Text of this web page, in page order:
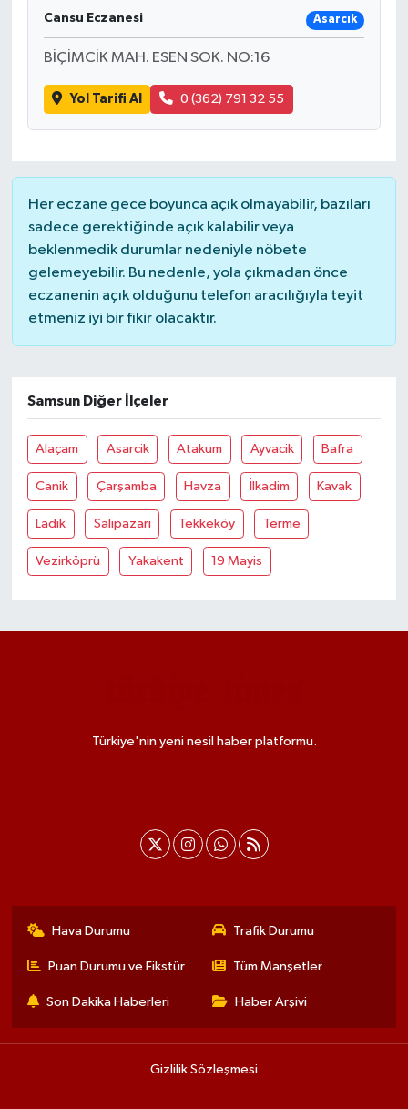
Cansu Eczanesi Asarcık
BİÇİMCİK MAH. ESEN SOK. NO:16
Yol Tarifi Al 0 (362) 791 32 55
Her eczane gece boyunca açık olmayabilir, bazıları
sadece gerektiğinde açık kalabilir veya
beklenmedik durumlar nedeniyle nöbete
gelemeyebilir. Bu nedenle, yola çıkmadan önce
eczanenin açık olduğunu telefon aracılığıyla teyit
etmeniz iyi bir fikir olacaktır.
Samsun Diğer İlçeler
Alaçam Asarcik Atakum Ayvacik Bafra
Canik Çarşamba Havza İlkadim Kavak
Ladik Salipazari Tekkeköy Terme
Vezirköprü Yakakent 19 Mayis
Türkiye'nin yeni nesil haber platformu.
Hava Durumu Trafik Durumu
Puan Durumu ve Fikstür Tüm Manşetler
Son Dakika Haberleri Haber Arşivi
Gizlilik Sözleşmesi